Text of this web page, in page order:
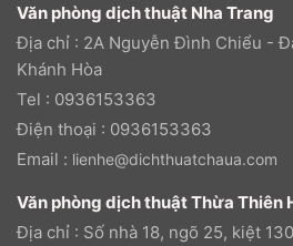
Văn phòng dịch thuật Nha Trang
Địa chỉ : 2A Nguyễn Đình Chiểu -
Khánh Hòa
Tel : 0936153363
Điện thoại : 0936153363
Email : lienhe@dichthuatchaua.com
Văn phòng dịch thuật Thừa Thiên
Địa chỉ : Số nhà 18, ngõ 25, kiệt